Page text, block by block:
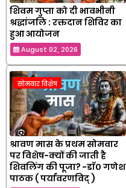
शिवम गुप्ता को दी भावभीनी
श्रद्धांजलि : रक्तदान शिविर का
हुआ आयोजन
August 02, 2026
सोमवार विशेष
श्रावण मास के प्रथम सोमवार
पर विशेष-क्यों की जाती है
शिवलिंग की पूजा? -डाॅ० गणेश
पाठक ( पर्यावरणविद् )